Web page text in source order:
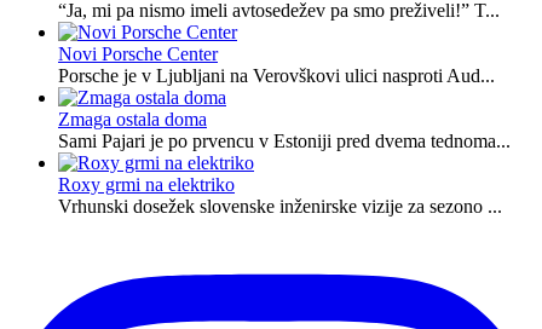
“Ja, mi pa nismo imeli avtosedežev pa smo preživeli!” T...
Novi Porsche Center
Porsche je v Ljubljani na Verovškovi ulici nasproti Aud...
Zmaga ostala doma
Sami Pajari je po prvencu v Estoniji pred dvema tednoma...
Roxy grmi na elektriko
Vrhunski dosežek slovenske inženirske vizije za sezono ...